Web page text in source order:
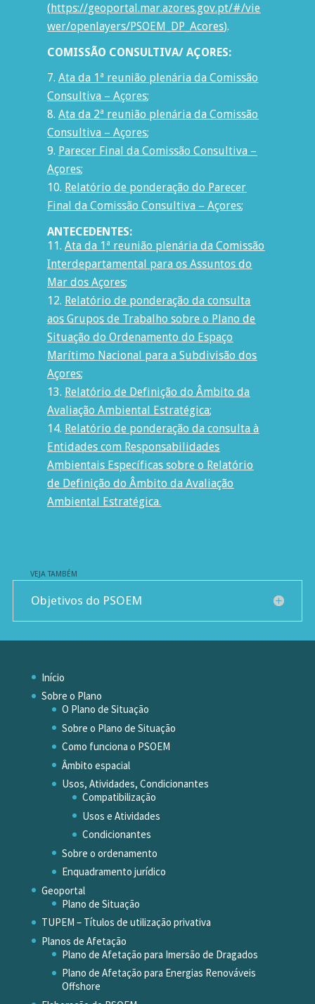
(https://geoportal.mar.azores.gov.pt/#/vie
wer/openlayers/PSOEM_DP_Acores).
COMISSÃO CONSULTIVA/ AÇORES:
Ata da 1ª reunião plenária da Comissão
Consultiva – Açores;
Ata da 2ª reunião plenária da Comissão
Consultiva – Açores;
Parecer Final da Comissão Consultiva –
Açores;
Relatório de ponderação do Parecer
Final da Comissão Consultiva – Açores;
ANTECEDENTES:
Ata da 1ª reunião plenária da Comissão
Interdepartamental para os Assuntos do
Mar dos Açores;
Relatório de ponderação da consulta
aos Grupos de Trabalho sobre o Plano de
Situação do Ordenamento do Espaço
Marítimo Nacional para a Subdivisão dos
Açores;
Relatório de Definição do Âmbito da
Avaliação Ambiental Estratégica;
Relatório de ponderação da consulta à
Entidades com Responsabilidades
Ambientais Específicas sobre o Relatório
de Definição do Âmbito da Avaliação
Ambiental Estratégica.
VEJA TAMBÉM
Objetivos do PSOEM
Início
Sobre o Plano
O Plano de Situação
Sobre o Plano de Situação
Como funciona o PSOEM
Âmbito espacial
Usos, Atividades, Condicionantes
Compatibilização
Usos e Atividades
Condicionantes
Sobre o ordenamento
Enquadramento jurídico
Geoportal
Plano de Situação
TUPEM – Títulos de utilização privativa
Planos de Afetação
Plano de Afetação para Imersão de Dragados
Plano de Afetação para Energias Renováveis
Offshore